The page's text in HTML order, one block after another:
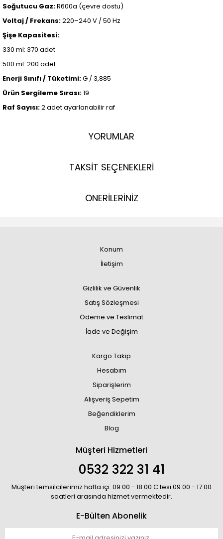
Soğutucu Gaz:R600a (çevre dostu)
Voltaj / Frekans:220–240 V / 50 Hz
Şişe Kapasitesi:
330 ml: 370 adet
500 ml: 200 adet
Enerji Sınıfı / Tüketimi:G / 3,885
Ürün Sergileme Sırası:19
Raf Sayısı:2 adet ayarlanabilir raf
YORUMLAR
TAKSİT SEÇENEKLERİ
ÖNERİLERİNİZ
Konum
İletişim
Gizlilik ve Güvenlik
Satış Sözleşmesi
Ödeme ve Teslimat
İade ve Değişim
Kargo Takip
Hesabım
Siparişlerim
Alışveriş Sepetim
Beğendiklerim
Blog
Müşteri Hizmetleri
0532 322 31 41
Müşteri temsilcilerimiz hafta içi: 09:00 - 18:00 C.tesi 09:00 - 17:00
saatleri arasında hizmet vermektedir.
E-Bülten Abonelik